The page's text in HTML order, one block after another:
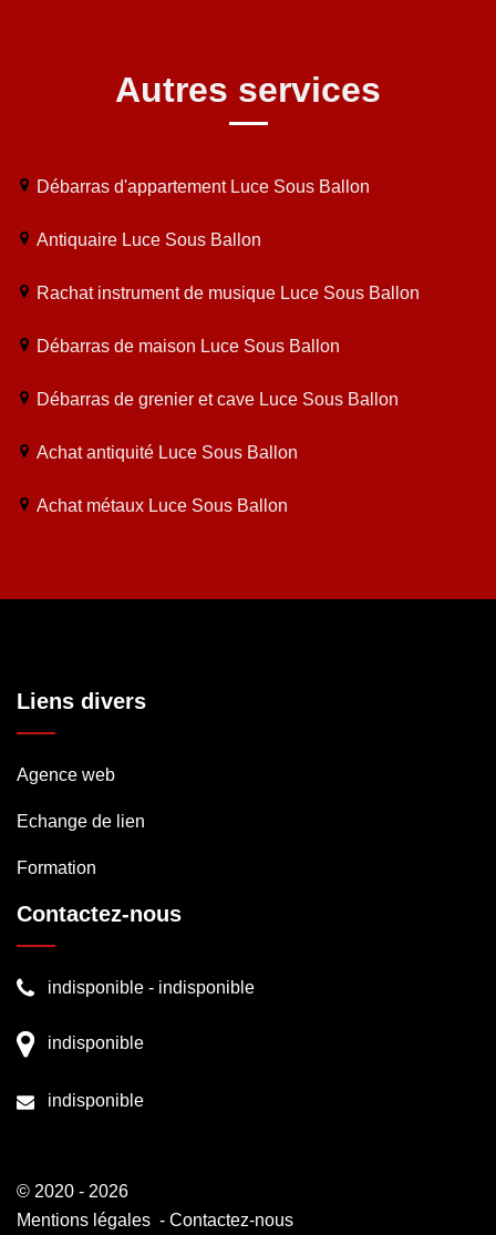
Autres services
Débarras d'appartement Luce Sous Ballon
Antiquaire Luce Sous Ballon
Rachat instrument de musique Luce Sous Ballon
Débarras de maison Luce Sous Ballon
Débarras de grenier et cave Luce Sous Ballon
Achat antiquité Luce Sous Ballon
Achat métaux Luce Sous Ballon
Liens divers
Agence web
Echange de lien
Formation
Contactez-nous
indisponible - indisponible
indisponible
indisponible
© 2020 - 2026
Mentions légales - Contactez-nous